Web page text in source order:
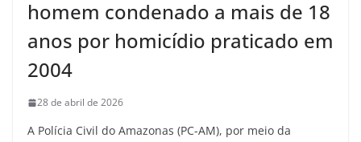
homem condenado a mais de 18
anos por homicídio praticado em
2004
28 de abril de 2026
A Polícia Civil do Amazonas (PC-AM), por meio da